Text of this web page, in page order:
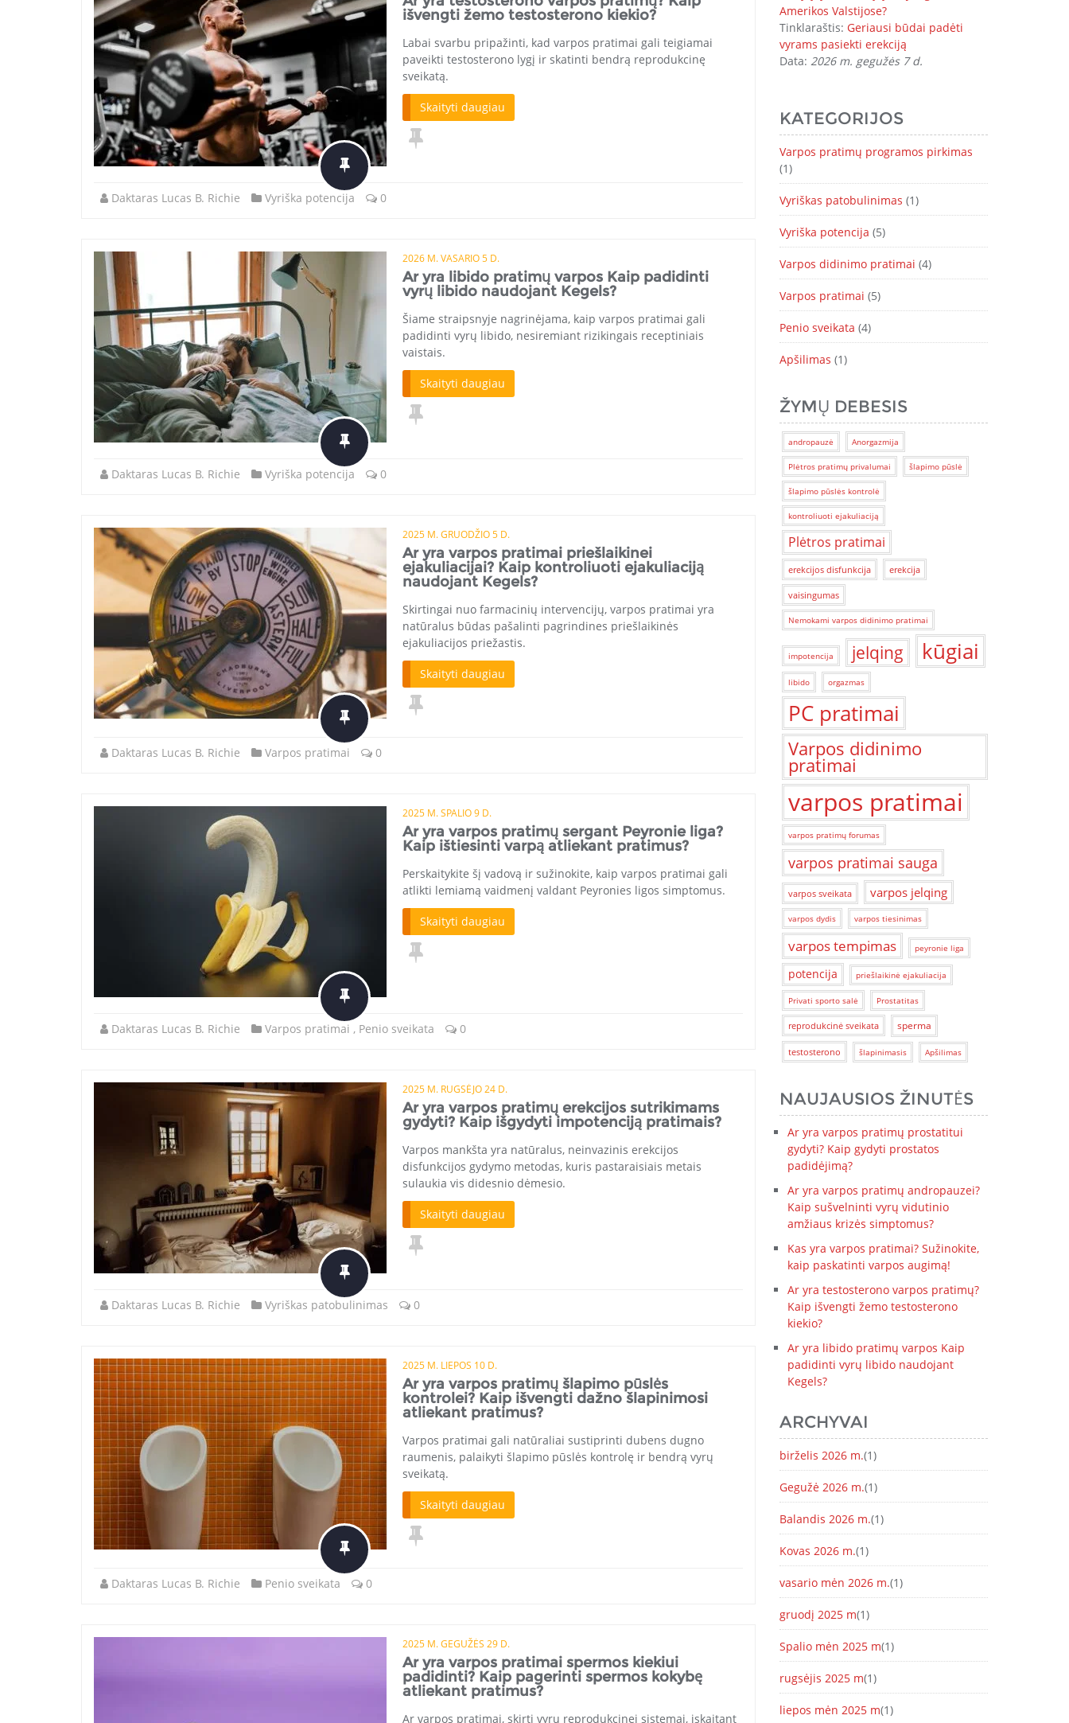
išvengti žemo testosterono kiekio?
Labai svarbu pripažinti, kad varpos pratimai gali teigiamai
paveikti testosterono lygį ir skatinti bendrą reprodukcinę
sveikatą.
Skaityti daugiau
Daktaras Lucas B. Richie Vyriška potencija 0
2026 M. VASARIO 5 D.
Ar yra libido pratimų varpos Kaip padidinti
vyrų libido naudojant Kegels?
Šiame straipsnyje nagrinėjama, kaip varpos pratimai gali
padidinti vyrų libido, nesiremiant rizikingais receptiniais
vaistais.
Skaityti daugiau
Daktaras Lucas B. Richie Vyriška potencija 0
2025 M. GRUODŽIO 5 D.
Ar yra varpos pratimai priešlaikinei
ejakuliacijai? Kaip kontroliuoti ejakuliaciją
naudojant Kegels?
Skirtingai nuo farmacinių intervencijų, varpos pratimai yra
natūralus būdas pašalinti pagrindines priešlaikinės
ejakuliacijos priežastis.
Skaityti daugiau
Daktaras Lucas B. Richie Varpos pratimai 0
2025 M. SPALIO 9 D.
Ar yra varpos pratimų sergant Peyronie liga?
Kaip ištiesinti varpą atliekant pratimus?
Perskaitykite šį vadovą ir sužinokite, kaip varpos pratimai gali
atlikti lemiamą vaidmenį valdant Peyronies ligos simptomus.
Skaityti daugiau
Daktaras Lucas B. Richie Varpos pratimai , Penio sveikata 0
2025 M. RUGSĖJO 24 D.
Ar yra varpos pratimų erekcijos sutrikimams
gydyti? Kaip išgydyti impotenciją pratimais?
Varpos mankšta yra natūralus, neinvazinis erekcijos
disfunkcijos gydymo metodas, kuris pastaraisiais metais
sulaukia vis didesnio dėmesio.
Skaityti daugiau
Daktaras Lucas B. Richie Vyriškas patobulinimas 0
2025 M. LIEPOS 10 D.
Ar yra varpos pratimų šlapimo pūslės
kontrolei? Kaip išvengti dažno šlapinimosi
atliekant pratimus?
Varpos pratimai gali natūraliai sustiprinti dubens dugno
raumenis, palaikyti šlapimo pūslės kontrolę ir bendrą vyrų
sveikatą.
Skaityti daugiau
Daktaras Lucas B. Richie Penio sveikata 0
2025 M. GEGUŽĖS 29 D.
Ar yra varpos pratimai spermos kiekiui
padidinti? Kaip pagerinti spermos kokybę
atliekant pratimus?
Ar varpos pratimai, skirti vyrų reprodukcinei sistemai, įskaitant
Amerikos Valstijose?
Tinklaraštis: Geriausi būdai padėti
vyrams pasiekti erekciją
Data: 2026 m. gegužės 7 d.
KATEGORIJOS
Varpos pratimų programos pirkimas
(1)
Vyriškas patobulinimas (1)
Vyriška potencija (5)
Varpos didinimo pratimai (4)
Varpos pratimai (5)
Penio sveikata (4)
Apšilimas (1)
ŽYMŲ DEBESIS
andropauzė Anorgazmija
Plėtros pratimų privalumai šlapimo pūslė
šlapimo pūslės kontrolė
kontroliuoti ejakuliaciją
Plėtros pratimai
erekcijos disfunkcija erekcija
vaisingumas
Nemokami varpos didinimo pratimai
impotencija jelqing kūgiai
libido orgazmas
PC pratimai
Varpos didinimo
pratimai
varpos pratimai
varpos pratimų forumas
varpos pratimai sauga
varpos sveikata varpos jelqing
varpos dydis varpos tiesinimas
varpos tempimas peyronie liga
potencija priešlaikinė ejakuliacija
Privati ​​sporto salė Prostatitas
reprodukcinė sveikata sperma
testosterono šlapinimasis Apšilimas
NAUJAUSIOS ŽINUTĖS
Ar yra varpos pratimų prostatitui
gydyti? Kaip gydyti prostatos
padidėjimą?
Ar yra varpos pratimų andropauzei?
Kaip sušvelninti vyrų vidutinio
amžiaus krizės simptomus?
Kas yra varpos pratimai? Sužinokite,
kaip paskatinti varpos augimą!
Ar yra testosterono varpos pratimų?
Kaip išvengti žemo testosterono
kiekio?
Ar yra libido pratimų varpos Kaip
padidinti vyrų libido naudojant
Kegels?
ARCHYVAI
birželis 2026 m.(1)
Gegužė 2026 m.(1)
Balandis 2026 m.(1)
Kovas 2026 m.(1)
vasario mėn 2026 m.(1)
gruodį 2025 m(1)
Spalio mėn 2025 m(1)
rugsėjis 2025 m(1)
liepos mėn 2025 m(1)